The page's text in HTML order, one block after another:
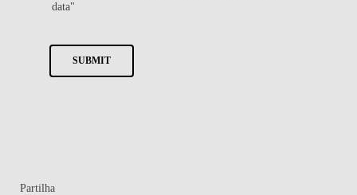
data"
SUBMIT
Partilha